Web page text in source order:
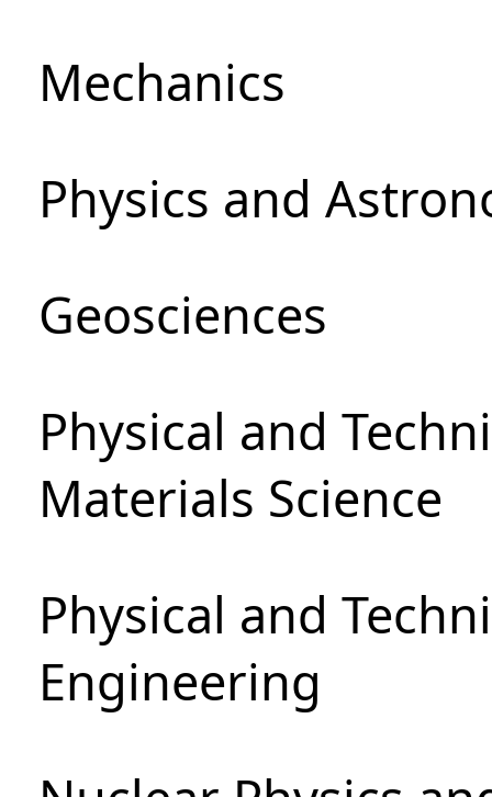
Mechanics
Physics and
Geosciences
Physical and
Materials Science
Physical and
Engineering